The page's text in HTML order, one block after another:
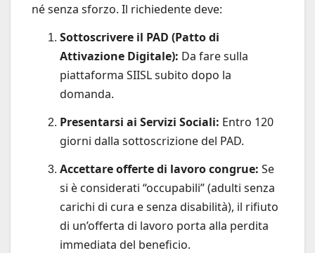
né senza sforzo. Il richiedente deve:
Sottoscrivere il PAD (Patto di
Attivazione Digitale): Da fare sulla
piattaforma SIISL subito dopo la
domanda.
Presentarsi ai Servizi Sociali: Entro 120
giorni dalla sottoscrizione del PAD.
Accettare offerte di lavoro congrue: Se
si è considerati “occupabili” (adulti senza
carichi di cura e senza disabilità), il rifiuto
di un’offerta di lavoro porta alla perdita
immediata del beneficio.